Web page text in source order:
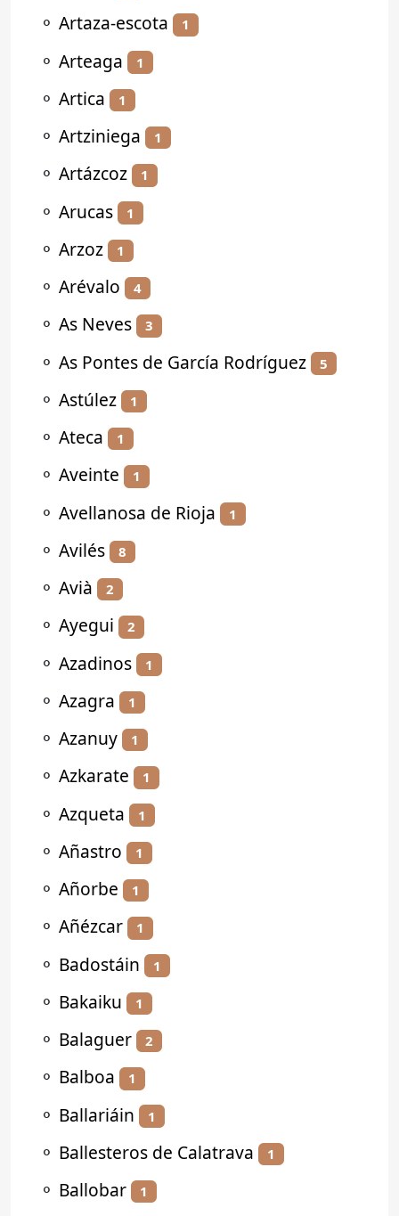
⚬ Artaza-escota 1
⚬ Arteaga 1
⚬ Artica 1
⚬ Artziniega 1
⚬ Artázcoz 1
⚬ Arucas 1
⚬ Arzoz 1
⚬ Arévalo 4
⚬ As Neves 3
⚬ As Pontes de García Rodríguez 5
⚬ Astúlez 1
⚬ Ateca 1
⚬ Aveinte 1
⚬ Avellanosa de Rioja 1
⚬ Avilés 8
⚬ Avià 2
⚬ Ayegui 2
⚬ Azadinos 1
⚬ Azagra 1
⚬ Azanuy 1
⚬ Azkarate 1
⚬ Azqueta 1
⚬ Añastro 1
⚬ Añorbe 1
⚬ Añézcar 1
⚬ Badostáin 1
⚬ Bakaiku 1
⚬ Balaguer 2
⚬ Balboa 1
⚬ Ballariáin 1
⚬ Ballesteros de Calatrava 1
⚬ Ballobar 1